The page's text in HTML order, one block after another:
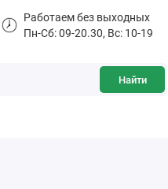
Работаем без выходных
Пн-Сб: 09-20.30, Вс: 10-19
Найти